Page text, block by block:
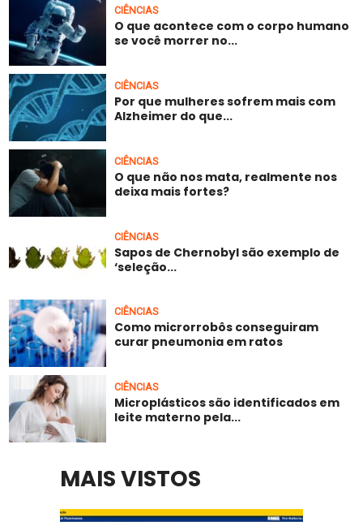
CIÊNCIAS
O que acontece com o corpo humano
se você morrer no...
CIÊNCIAS
Por que mulheres sofrem mais com
Alzheimer do que...
CIÊNCIAS
O que não nos mata, realmente nos
deixa mais fortes?
CIÊNCIAS
Sapos de Chernobyl são exemplo de
‘seleção...
CIÊNCIAS
Como microrrobôs conseguiram
curar pneumonia em ratos
CIÊNCIAS
Microplásticos são identificados em
leite materno pela...
MAIS VISTOS